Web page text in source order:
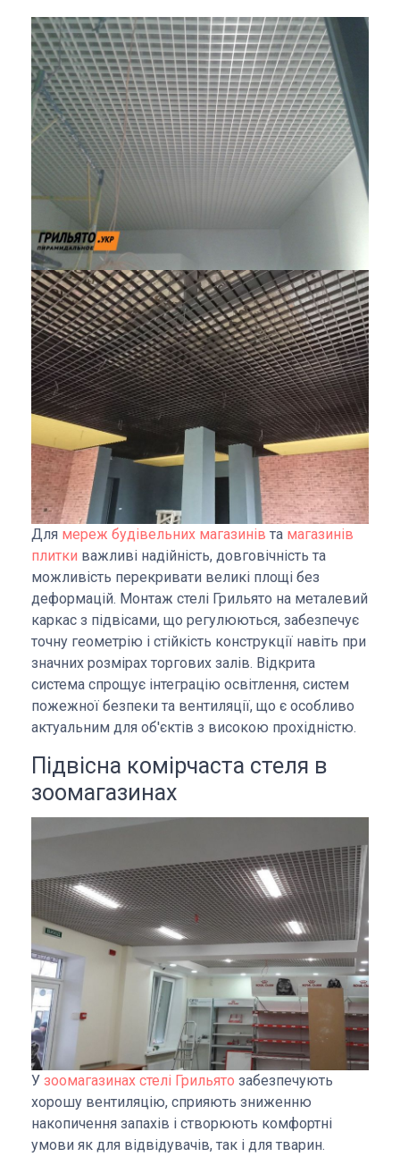
Для мереж будівельних магазинів та магазинів
плитки важливі надійність, довговічність та
можливість перекривати великі площі без
деформацій. Монтаж стелі Грильято на металевий
каркас з підвісами, що регулюються, забезпечує
точну геометрію і стійкість конструкції навіть при
значних розмірах торгових залів. Відкрита
система спрощує інтеграцію освітлення, систем
пожежної безпеки та вентиляції, що є особливо
актуальним для об'єктів з високою прохідністю.
Підвісна комірчаста стеля в
зоомагазинах
У зоомагазинах стелі Грильято забезпечують
хорошу вентиляцію, сприяють зниженню
накопичення запахів і створюють комфортні
умови як для відвідувачів, так і для тварин.